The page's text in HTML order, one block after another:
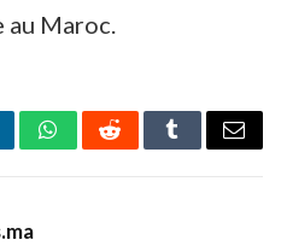
Maroc.
WhatsAppRedditTumblrEmail